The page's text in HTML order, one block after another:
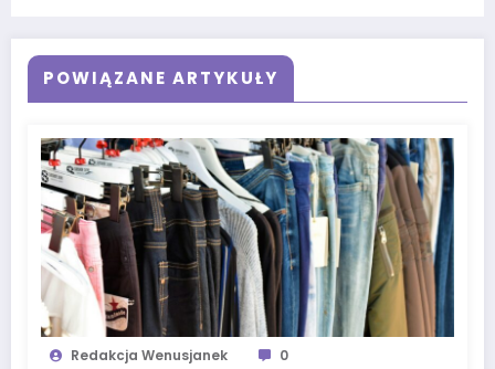
POWIĄZANE ARTYKUŁY
Redakcja Wenusjanek 0